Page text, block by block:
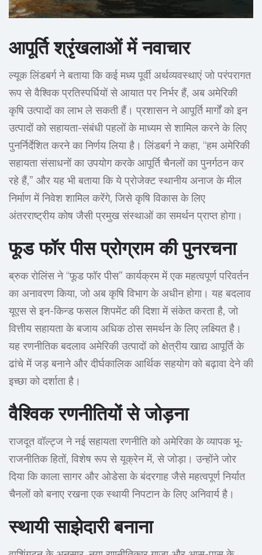
आपूर्ति श्रृंखलाओं में नवाचार
ल्यूक लिंडबर्ग ने बताया कि कई मध्य पूर्वी अर्थव्यवस्थाएं जो परंपरागत
रूप से वैश्विक प्रतिस्पर्धियों से आयात पर निर्भर हैं, अब अमेरिकी
कृषि उत्पादों का लाभ ले सकती हैं। प्रशासन ने आपूर्ति मार्गों को इन
उत्पादों को सहायता-संबंधी पहलों के माध्यम से शामिल करने के लिए
पुनर्निर्देशित करने का निर्णय लिया है। लिंडबर्ग ने कहा, “हम अमेरिकी
सहायता संसाधनों का उपयोग करके आपूर्ति चैनलों का पुनर्गठन कर
रहे हैं,” और यह भी बताया कि ये प्रोजेक्ट स्थानीय अनाज के मील
निर्माण में निवेश शामिल करेंगे, जिसे कृषि विकास के लिए
अंतरराष्ट्रीय कोष जैसी प्रमुख संस्थाओं का समर्थन प्राप्त होगा।
फूड फॉर पीस प्रोग्राम की पुनरचना
ब्रुक रोलिंस ने “फूड फॉर पीस” कार्यक्रम में एक महत्वपूर्ण परिवर्तन
का अनावरण किया, जो अब कृषि विभाग के अधीन होगा। यह बदलाव
यूएस से इन-किन्ड फसल शिपमेंट की दिशा में संकेत करता है, जो
वित्तीय सहायता के बजाय अधिक ठोस समर्थन के लिए लक्ष्यित है।
यह रणनीतिक बदलाव अमेरिकी उत्पादों को क्षेत्रीय खाद्य आपूर्ति के
ढांचे में जड़ बनाने और दीर्घकालिक आर्थिक सहयोग को बढ़ावा देने की
इच्छा को दर्शाता है।
वैश्विक रणनीतियों से जोड़ना
राजदूत वॉल्ट्ज ने नई सहायता रणनीति को अमेरिका के व्यापक भू-
राजनीतिक हितों, विशेष रूप से यूक्रेन में, से जोड़ा। उन्होंने जोर
दिया कि काला सागर और ओडेसा के बंदरगाह जैसे महत्वपूर्ण निर्यात
चैनलों को बनाए रखना एक स्थायी निपटान के लिए अनिवार्य है।
स्थायी साझेदारी बनाना